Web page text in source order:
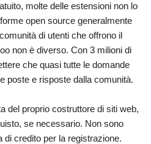
molte delle estensioni non lo
open source generalmente
di utenti che offrono il
non è diverso. Con 3 milioni di
che quasi tutte le domande
poste e risposte dalla comunità.
del proprio costruttore di siti web,
se necessario. Non sono
di credito per la registrazione.